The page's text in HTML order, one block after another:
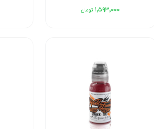
۱٬۵۹۳٬۰۰۰